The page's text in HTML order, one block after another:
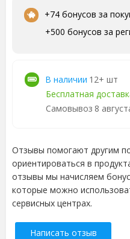
• +74 бонусов за
+500 бонусов за
В наличии 12+ шт
Бесплатная
Самовывоз 8
Отзывы помогают другим
ориентироваться в
отзывы мы начисляем
которые можно
сервисных центрах.
Написать отзыв